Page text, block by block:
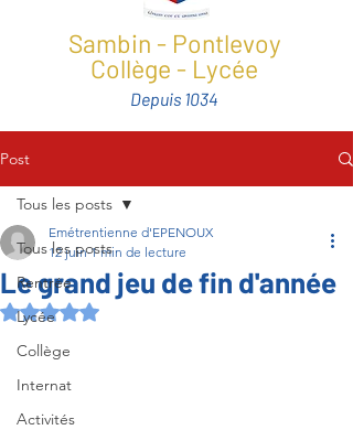
Sambin - Pontlevoy
Collège - Lycée
Depuis 1034
Post
Tous les posts
Rentrée
Lycée
Collège
Internat
Activités
Tous les posts
Le grand jeu de fin d'année
Emétrentienne d'EPENOUX
12 juin 1 min de lecture
Noté NaN étoiles sur 5.